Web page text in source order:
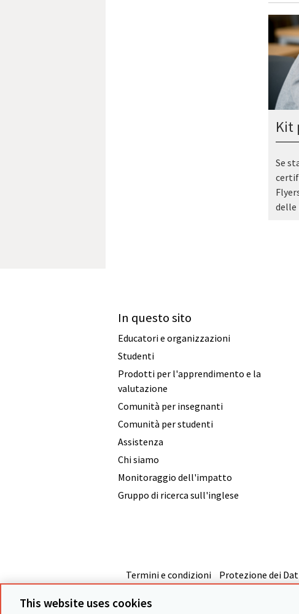
Kit
Se
delle
In questo sito
Educatori e organizzazioni
Studenti
Prodotti per l'apprendimento e la
valutazione
Comunità per insegnanti
Comunità per studenti
Assistenza
Chi siamo
Monitoraggio dell'impatto
Gruppo di ricerca sull'inglese
Termini e condizioni Protezione dei
This website uses cookies